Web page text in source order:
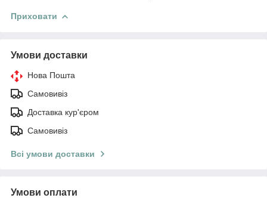
Приховати
Умови доставки
Нова Пошта
Самовивіз
Доставка кур'єром
Самовивіз
Всі умови доставки
Умови оплати